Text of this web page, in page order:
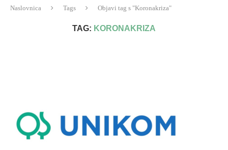
Naslovnica Tags Objavi tag s "Koronakriza"
TAG: KORONAKRIZA